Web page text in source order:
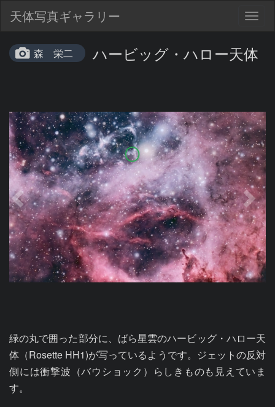
天体写真ギャラリー
森 栄二 ハービッグ・ハロー天体
緑の丸で囲った部分に、ばら星雲のハービッグ・ハロー天
体（Rosette HH1)が写っているようです。ジェットの反対
側には衝撃波（バウショック）らしきものも見えていま
す。